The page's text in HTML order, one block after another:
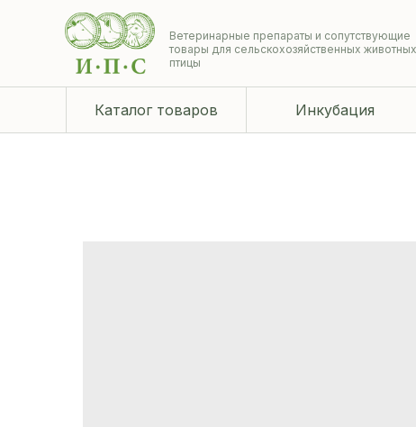
Каталог товаров Инкубация
Ветеринарные препараты и сопутствующие
товары для сельскохозяйственных
птицы